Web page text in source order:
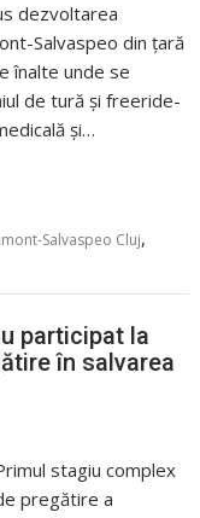
dezvoltarea
Salvaspeo din țară
înalte unde se
de tură și freeride-
și…
Salvaspeo Cluj,
participat la
în salvarea
stagiu complex
pregătire a